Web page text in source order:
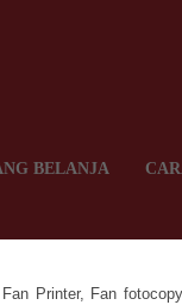
BELANJA
Printer, Fan